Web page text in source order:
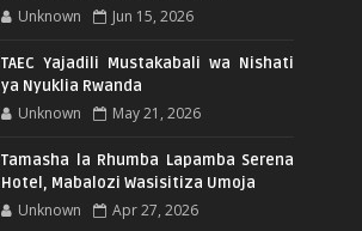
Unknown Jun 15, 2026
TAEC Yajadili Mustakabali wa Nishati
ya Nyuklia Rwanda
Unknown May 21, 2026
Tamasha la Rhumba Lapamba Serena
Hotel, Mabalozi Wasisitiza Umoja
Unknown Apr 27, 2026